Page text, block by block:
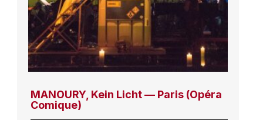
MANOURY, Kein Licht — Paris (Opéra
Comique)